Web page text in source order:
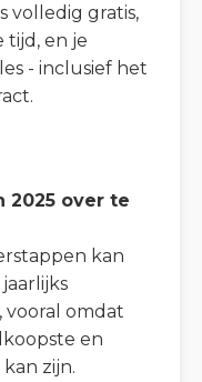
volledig gratis,
en je
- inclusief het
2025 over te
kan
vooral omdat
en
zijn.